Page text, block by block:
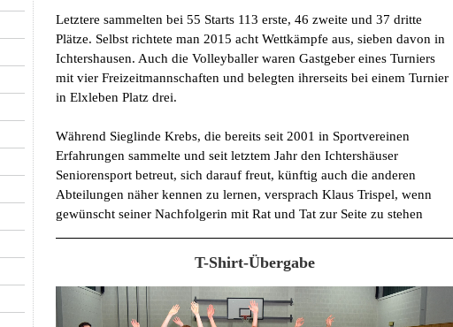
Letztere sammelten bei 55 Starts 113 erste, 46 zweite und 37 dritte
Plätze. Selbst richtete man 2015 acht Wettkämpfe aus, sieben davon in
Ichtershausen. Auch die Volleyballer waren Gastgeber eines Turniers
mit vier Freizeitmannschaften und belegten ihrerseits bei einem Turnier
in Elxleben Platz drei.
Während Sieglinde Krebs, die bereits seit 2001 in Sportvereinen
Erfahrungen sammelte und seit letztem Jahr den Ichtershäuser
Seniorensport betreut, sich darauf freut, künftig auch die anderen
Abteilungen näher kennen zu lernen, versprach Klaus Trispel, wenn
gewünscht seiner Nachfolgerin mit Rat und Tat zur Seite zu stehen
T-Shirt-Übergabe